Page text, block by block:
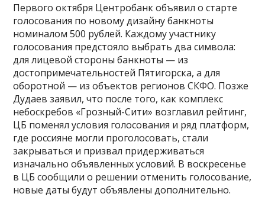
Первого октября Центробанк объявил о старте
голосования по новому дизайну банкноты
номиналом 500 рублей. Каждому участнику
голосования предстояло выбрать два символа:
для лицевой стороны банкноты — из
достопримечательностей Пятигорска, а для
оборотной — из объектов регионов СКФО. Позже
Дудаев заявил, что после того, как комплекс
небоскребов «Грозный-Сити» возглавил рейтинг,
ЦБ поменял условия голосования и ряд платформ,
где россияне могли проголосовать, стали
закрываться и призвал придерживаться
изначально объявленных условий. В воскресенье
в ЦБ сообщили о решении отменить голосование,
новые даты будут объявлены дополнительно.